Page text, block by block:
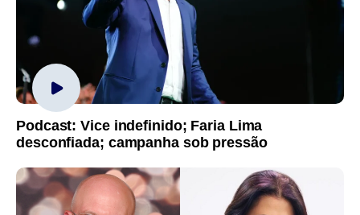
Podcast: Vice indefinido; Faria Lima
desconfiada; campanha sob pressão